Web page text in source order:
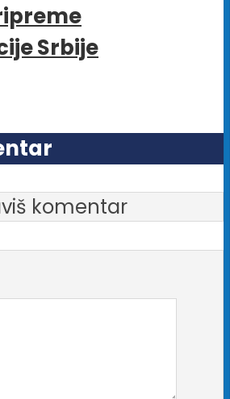
Srbije
komentar